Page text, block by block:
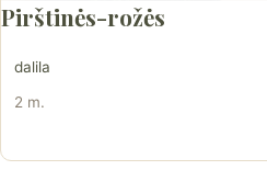
Pirštinės-rožės
dalila
2 m.